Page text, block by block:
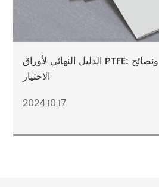
الدليل النهائي لأوراق PTFE: التطبيقات والفوائد ونصائح
الاختيار
2024,10,17